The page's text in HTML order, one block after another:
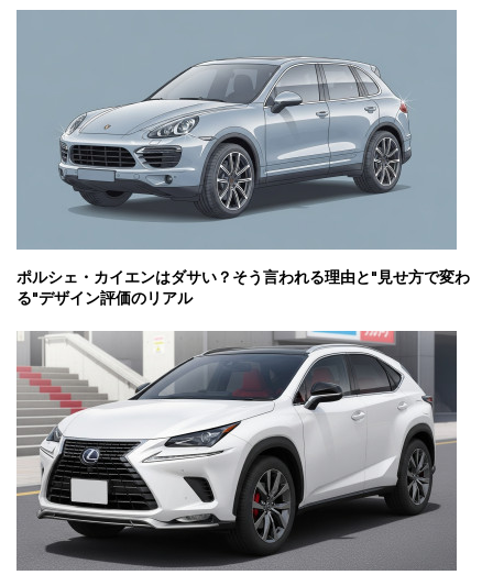
ポルシェ・カイエンはダサい？そう言われる理由と"見せ方で変わ
る"デザイン評価のリアル